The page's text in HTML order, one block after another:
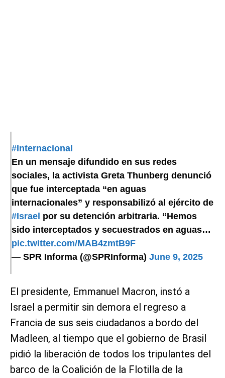
#Internacional
En un mensaje difundido en sus redes
sociales, la activista Greta Thunberg denunció
que fue interceptada “en aguas
internacionales” y responsabilizó al ejército de
#Israel por su detención arbitraria. “Hemos
sido interceptados y secuestrados en aguas…
pic.twitter.com/MAB4zmtB9F
— SPR Informa (@SPRInforma) June 9, 2025
El presidente, Emmanuel Macron, instó a
Israel a permitir sin demora el regreso a
Francia de sus seis ciudadanos a bordo del
Madleen, al tiempo que el gobierno de Brasil
pidió la liberación de todos los tripulantes del
barco de la Coalición de la Flotilla de la